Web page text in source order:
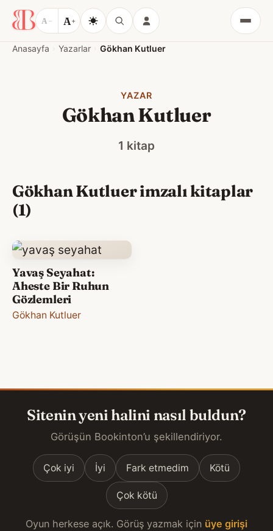
A − A+
Menü
Anasayfa Yazarlar Gökhan Kutluer
YAZAR
Gökhan Kutluer
1 kitap
Gökhan Kutluer imzalı kitaplar
(1)
Yavaş Seyahat:
Aheste Bir Ruhun
Gözlemleri
Gökhan Kutluer
Sitenin yeni halini nasıl buldun?
Görüşün Bookinton’u şekillendiriyor.
Çok iyi İyi Fark etmedim Kötü
Çok kötü
Oyun herkese açık. Görüş yazmak için üye girişi